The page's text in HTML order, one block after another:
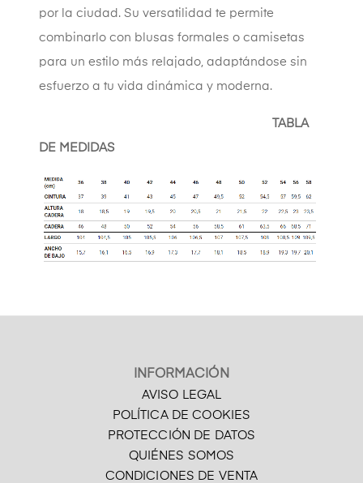
por la ciudad. Su versatilidad te permite
combinarlo con blusas formales o camisetas
para un estilo más relajado, adaptándose sin
esfuerzo a tu vida dinámica y moderna.
TABLA
DE MEDIDAS
INFORMACIÓN
AVISO LEGAL
POLÍTICA DE COOKIES
PROTECCIÓN DE DATOS
QUIÉNES SOMOS
CONDICIONES DE VENTA